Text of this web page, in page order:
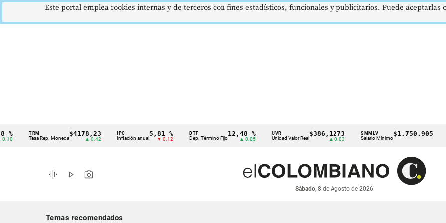
Cintillo
indicadores
económicos
TRM
Tasa Rep. Moneda
$4178,23
▲ 0.42
IPC
Inflación anual
5,81 %
▼ 0.12
DTF
Dep. Término Fijo
12,48 %
▲ 0.05
UVR
Unidad Valor Real
$386,1273 SMMLV
Salario Mínimo
$1.750.905 BRENT
graphic_eq play_arrow photo_camera
Sábado, 8 de Agosto de 2026
Temas recomendados
Este portal emplea cookies internas y de terceros con fines estadísticos, funcionales y publicitarios. Puede aceptarlas